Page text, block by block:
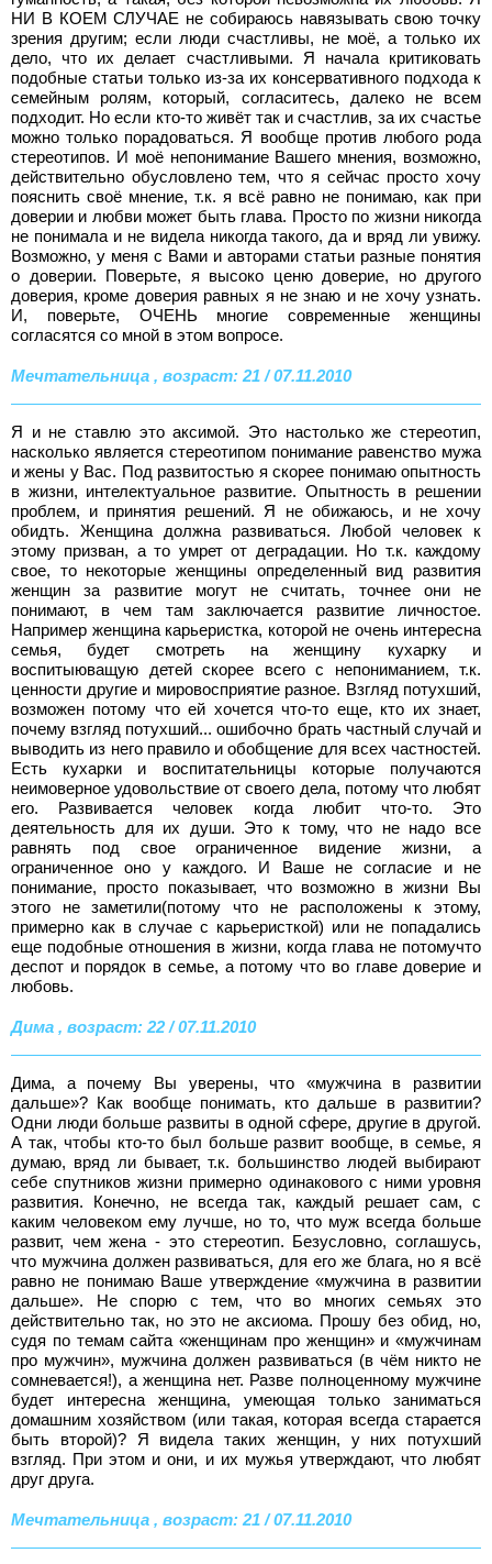
НИ В КОЕМ СЛУЧАЕ не собираюсь навязывать свою точку
зрения другим; если люди счастливы, не моё, а только их
дело, что их делает счастливыми. Я начала критиковать
подобные статьи только из-за их консервативного подхода к
семейным ролям, который, согласитесь, далеко не всем
подходит. Но если кто-то живёт так и счастлив, за их счастье
можно только порадоваться. Я вообще против любого рода
стереотипов. И моё непонимание Вашего мнения, возможно,
действительно обусловлено тем, что я сейчас просто хочу
пояснить своё мнение, т.к. я всё равно не понимаю, как при
доверии и любви может быть глава. Просто по жизни никогда
не понимала и не видела никогда такого, да и вряд ли увижу.
Возможно, у меня с Вами и авторами статьи разные понятия
о доверии. Поверьте, я высоко ценю доверие, но другого
доверия, кроме доверия равных я не знаю и не хочу узнать.
И, поверьте, ОЧЕНЬ многие современные женщины
согласятся со мной в этом вопросе.
Мечтательница , возраст: 21 / 07.11.2010
Я и не ставлю это аксимой. Это настолько же стереотип,
насколько является стереотипом понимание равенство мужа
и жены у Вас. Под развитостью я скорее понимаю опытность
в жизни, интелектуальное развитие. Опытность в решении
проблем, и принятия решений. Я не обижаюсь, и не хочу
обидть. Женщина должна развиваться. Любой человек к
этому призван, а то умрет от деградации. Но т.к. каждому
свое, то некоторые женщины определенный вид развития
женщин за развитие могут не считать, точнее они не
понимают, в чем там заключается развитие личностое.
Например женщина карьеристка, которой не очень интересна
семья, будет смотреть на женщину кухарку и
воспитыюващую детей скорее всего с непониманием, т.к.
ценности другие и мировосприятие разное. Взгляд потухший,
возможен потому что ей хочется что-то еще, кто их знает,
почему взгляд потухший... ошибочно брать частный случай и
выводить из него правило и обобщение для всех частностей.
Есть кухарки и воспитательницы которые получаются
неимоверное удовольствие от своего дела, потому что любят
его. Развивается человек когда любит что-то. Это
деятельность для их души. Это к тому, что не надо все
равнять под свое ограниченное видение жизни, а
ограниченное оно у каждого. И Ваше не согласие и не
понимание, просто показывает, что возможно в жизни Вы
этого не заметили(потому что не расположены к этому,
примерно как в случае с карьеристкой) или не попадались
еще подобные отношения в жизни, когда глава не потомучто
деспот и порядок в семье, а потому что во главе доверие и
любовь.
Дима , возраст: 22 / 07.11.2010
Дима, а почему Вы уверены, что «мужчина в развитии
дальше»? Как вообще понимать, кто дальше в развитии?
Одни люди больше развиты в одной сфере, другие в другой.
А так, чтобы кто-то был больше развит вообще, в семье, я
думаю, вряд ли бывает, т.к. большинство людей выбирают
себе спутников жизни примерно одинакового с ними уровня
развития. Конечно, не всегда так, каждый решает сам, с
каким человеком ему лучше, но то, что муж всегда больше
развит, чем жена - это стереотип. Безусловно, соглашусь,
что мужчина должен развиваться, для его же блага, но я всё
равно не понимаю Ваше утверждение «мужчина в развитии
дальше». Не спорю с тем, что во многих семьях это
действительно так, но это не аксиома. Прошу без обид, но,
судя по темам сайта «женщинам про женщин» и «мужчинам
про мужчин», мужчина должен развиваться (в чём никто не
сомневается!), а женщина нет. Разве полноценному мужчине
будет интересна женщина, умеющая только заниматься
домашним хозяйством (или такая, которая всегда старается
быть второй)? Я видела таких женщин, у них потухший
взгляд. При этом и они, и их мужья утверждают, что любят
друг друга.
Мечтательница , возраст: 21 / 07.11.2010